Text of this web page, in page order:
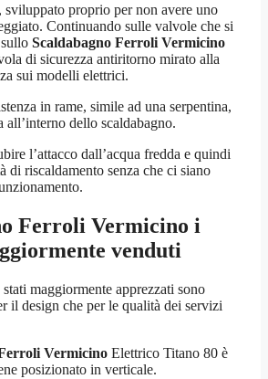
proprio per non avere uno
Continuando sulle valvole che si
Scaldabagno Ferroli Vermicino
di sicurezza antiritorno mirato alla
sui modelli elettrici.
in rame, simile ad una serpentina,
all’interno dello scaldabagno.
l’attacco dall’acqua fredda e quindi
di riscaldamento senza che ci siano
Ferroli Vermicino i
venduti
maggiormente apprezzati sono
il design che per le qualità dei servizi
Vermicino Elettrico Titano 80 è
posizionato in verticale.